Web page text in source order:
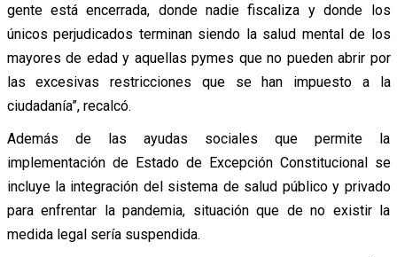
gente está encerrada, donde nadie fiscaliza y donde los
únicos perjudicados terminan siendo la salud mental de los
mayores de edad y aquellas pymes que no pueden abrir por
las excesivas restricciones que se han impuesto a la
ciudadanía”, recalcó.
Además de las ayudas sociales que permite la
implementación de Estado de Excepción Constitucional se
incluye la integración del sistema de salud público y privado
para enfrentar la pandemia, situación que de no existir la
medida legal sería suspendida.